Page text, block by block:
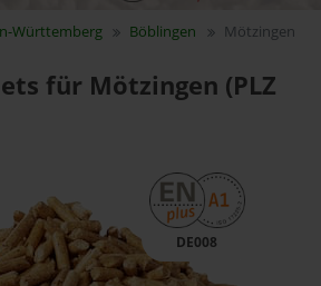
Württemberg Böblingen Mötzingen
für Mötzingen (PLZ
DE008